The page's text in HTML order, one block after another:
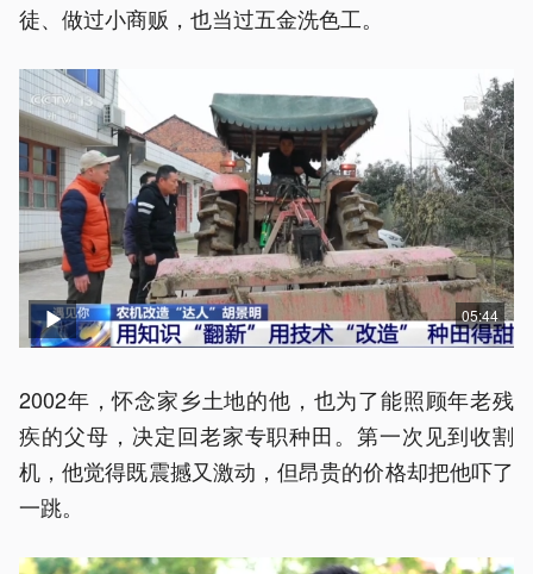
徒、做过小商贩，也当过五金洗色工。
05:44
2002年，怀念家乡土地的他，也为了能照顾年老残
疾的父母，决定回老家专职种田。第一次见到收割
机，他觉得既震撼又激动，但昂贵的价格却把他吓了
一跳。